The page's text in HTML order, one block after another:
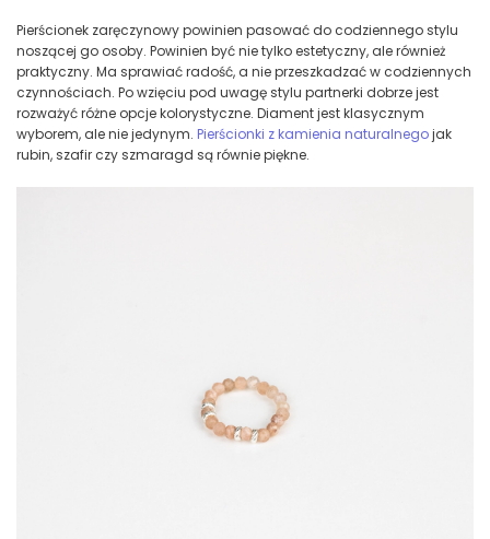
Pierścionek zaręczynowy powinien pasować do codziennego stylu
noszącej go osoby. Powinien być nie tylko estetyczny, ale również
praktyczny. Ma sprawiać radość, a nie przeszkadzać w codziennych
czynnościach. Po wzięciu pod uwagę stylu partnerki dobrze jest
rozważyć różne opcje kolorystyczne. Diament jest klasycznym
wyborem, ale nie jedynym. Pierścionki z kamienia naturalnegojak
rubin, szafir czy szmaragd są równie piękne.